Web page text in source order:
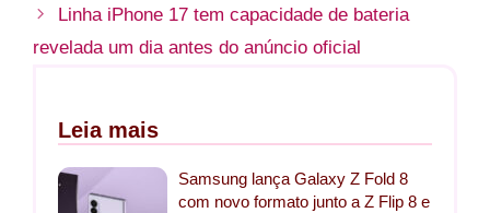
Linha iPhone 17 tem capacidade de bateria
revelada um dia antes do anúncio oficial
Leia mais
Samsung lança Galaxy Z Fold 8
com novo formato junto a Z Flip 8 e